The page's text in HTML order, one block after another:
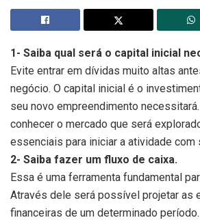
1- Saiba qual será o capital inicial
Evite entrar em dívidas muito altas
negócio. O capital inicial é o
seu novo empreendimento
conhecer o mercado que será
essenciais para iniciar a atividade com
2- Saiba fazer um fluxo de caixa.
Essa é uma ferramenta fundamental
Através dele será possível projetar as
financeiras de um determinado